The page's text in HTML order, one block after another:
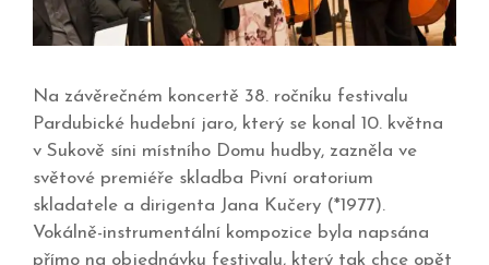
Na závěrečném koncertě 38. ročníku festivalu
Pardubické hudební jaro, který se konal 10. května
v Sukově síni místního Domu hudby, zazněla ve
světové premiéře skladba Pivní oratorium
skladatele a dirigenta Jana Kučery (*1977).
Vokálně-instrumentální kompozice byla napsána
přímo na objednávku festivalu, který tak chce opět